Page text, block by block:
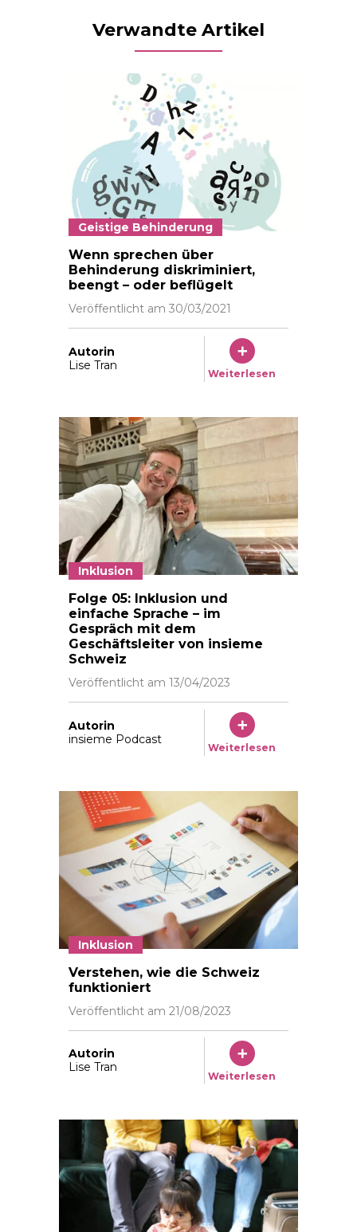
Verwandte Artikel
Das Sprechen über Behinderung ist ein Minenfeld.
Geistige Behinderung
Wenn sprechen über
Behinderung diskriminiert,
beengt – oder beflügelt
Veröffentlicht am 30/03/2021
Autorin
Lise Tran
Weiterlesen
Inklusion
Folge 05: Inklusion und
einfache Sprache – im
Gespräch mit dem
Geschäftsleiter von insieme
Schweiz
Veröffentlicht am 13/04/2023
Autorin
insieme Podcast
Weiterlesen
Ateier de
Inklusion
Verstehen, wie die Schweiz
funktioniert
Veröffentlicht am 21/08/2023
Autorin
Lise Tran
Weiterlesen